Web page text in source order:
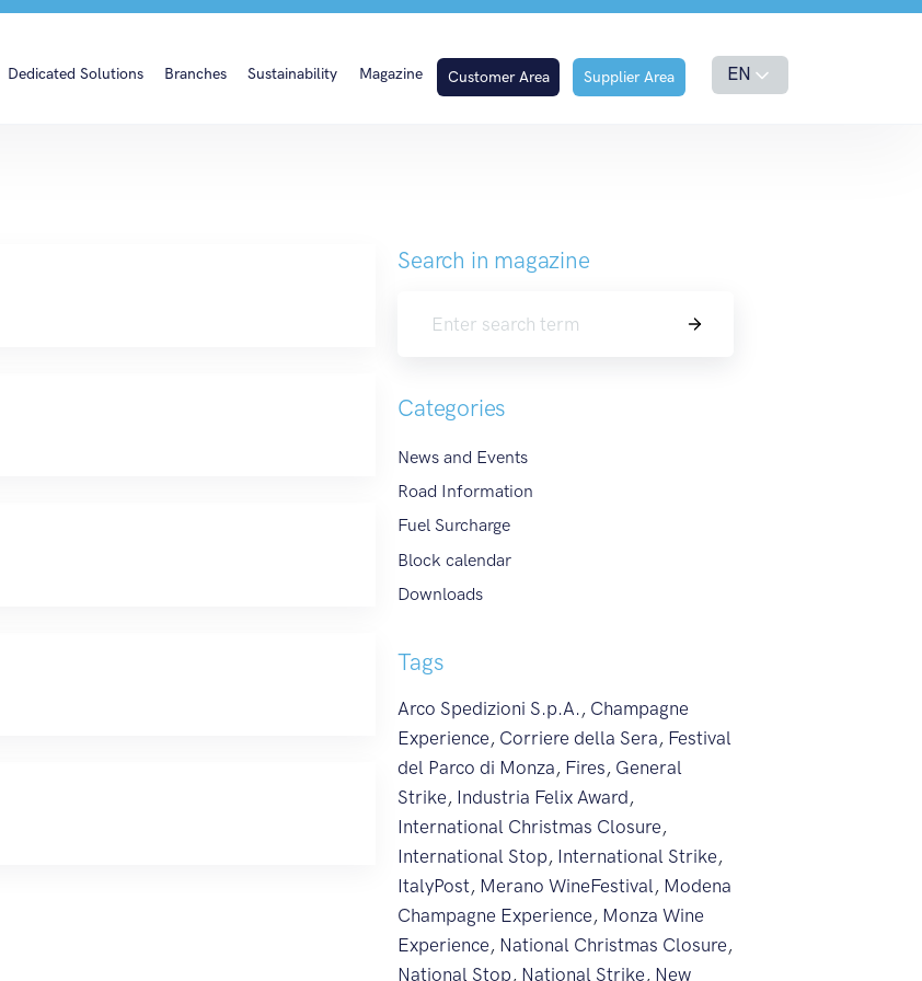
Dedicated Solutions Branches Sustainability Magazine Customer Area Supplier Area EN
Search in magazine
Search
Categories
News and Events
Road Information
Fuel Surcharge
Block calendar
Downloads
Tags
Arco Spedizioni S.p.A., Champagne
Experience, Corriere della Sera, Festival
del Parco di Monza, Fires, General
Strike, Industria Felix Award,
International Christmas Closure,
International Stop, International Strike,
ItalyPost, Merano WineFestival , Modena
Champagne Experience, Monza Wine
Experience, National Christmas Closure,
National Stop, National Strike, New